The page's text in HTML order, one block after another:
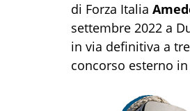
di Forza Italia
settembre 2022 a
in via definitiva a
concorso esterno